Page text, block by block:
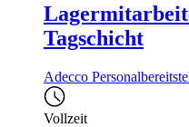
Tagschicht
Adecco
Vollzeit